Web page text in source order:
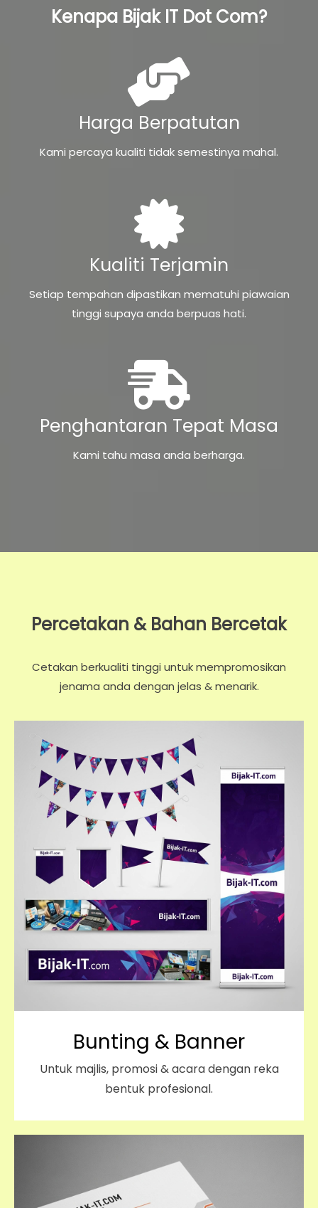
Kenapa Bijak IT Dot Com?
Harga Berpatutan
Kami percaya kualiti tidak semestinya mahal.
Kualiti Terjamin
Setiap tempahan dipastikan mematuhi piawaian
tinggi supaya anda berpuas hati.
Penghantaran Tepat Masa
Kami tahu masa anda berharga.
Percetakan & Bahan Bercetak
Cetakan berkualiti tinggi untuk mempromosikan
jenama anda dengan jelas & menarik.
Bunting & Banner
Untuk majlis, promosi & acara dengan reka
bentuk profesional.